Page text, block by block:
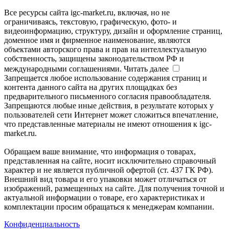
Все ресурсы сайта igc-market.ru, включая, но не
ограничиваясь, текстовую, графическую, фото- и
видеоинформацию, структуру, дизайн и оформление страниц,
доменное имя и фирменное наименование, являются
объектами авторского права и прав на интеллектуальную
собственность, защищены законодательством РФ и
международными соглашениями. Читать далее
Запрещается любое использование содержания страниц и
контента данного сайта на других площадках без
предварительного письменного согласия правообладателя.
Запрещаются любые иные действия, в результате которых у
пользователей сети Интернет может сложиться впечатление,
что представленные материалы не имеют отношения к igc-
market.ru.
Обращаем ваше внимание, что информация о товарах,
представленная на сайте, носит исключительно справочный
характер и не является публичной офертой (ст. 437 ГК РФ).
Внешний вид товара и его упаковки может отличаться от
изображений, размещенных на сайте. Для получения точной и
актуальной информации о товаре, его характеристиках и
комплектации просим обращаться к менеджерам компании.
Конфиденциальность